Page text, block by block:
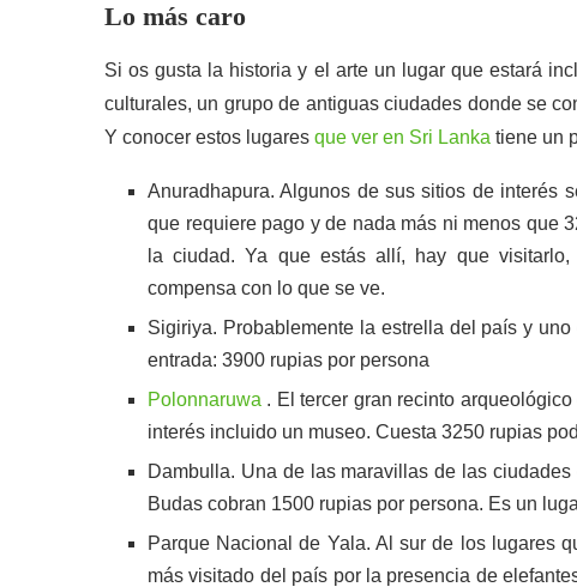
Lo más caro
Si os gusta la historia y el arte un lugar que estará
culturales, un grupo de antiguas ciudades donde se
Y conocer estos lugares que ver en Sri Lanka tiene un
Anuradhapura. Algunos de sus sitios de interés
que requiere pago y de nada más ni menos que
la ciudad. Ya que estás allí, hay que
compensa con lo que se ve.
Sigiriya. Probablemente la estrella del país y
entrada: 3900 rupias por persona
Polonnaruwa . El tercer gran recinto
interés incluido un museo. Cuesta 3250 rupias
Dambulla. Una de las maravillas de las
Budas cobran 1500 rupias por persona. Es un
Parque Nacional de Yala. Al sur de los lugares
más visitado del país por la presencia de